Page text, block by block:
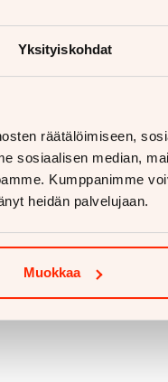
Yksityiskohdat
räätälöimiseen,
sosiaalisen median,
Kumppanimme
heidän palvelujaan.
Muokkaa
444 0041